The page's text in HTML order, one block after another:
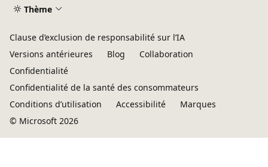
Thème
Clause d’exclusion de responsabilité sur l’IA
Versions antérieures
Blog
Collaboration
Confidentialité
Confidentialité de la santé des consommateurs
Conditions d’utilisation
Accessibilité
Marques
© Microsoft 2026